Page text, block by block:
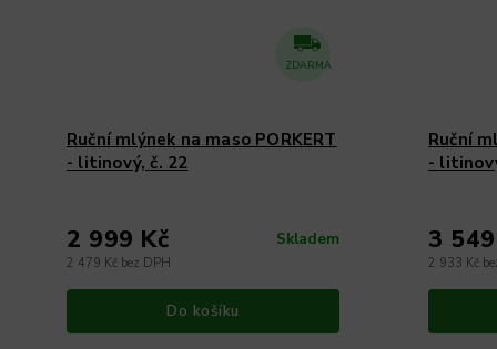
ZDARMA
Ruční mlýnek na maso PORKERT
- litinový, č. 22
Skladem
2 479 Kč bez DPH
2 999 Kč
Do košíku
Ruční
-
2 933 Kč
3